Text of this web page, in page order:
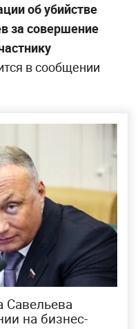
об убийстве
за совершение
в сообщении
Савельева
на бизнес-